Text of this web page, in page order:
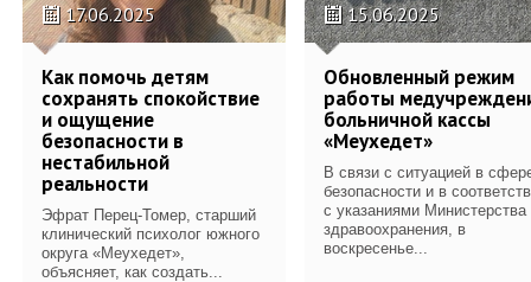
17.06.2025
Как помочь детям
сохранять спокойствие
и ощущение
безопасности в
нестабильной
реальности
Эфрат Перец-Томер, старший
клинический психолог южного
округа «Меухедет»,
объясняет, как создать...
15.06.2025
Обновленный режим
работы
больничной кассы
«Меухедет»
В связи с ситуацией в
безопасности и в
с указаниями Министерства
здравоохранения, в
воскресенье...